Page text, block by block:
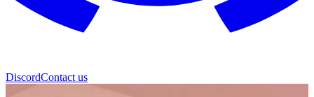
DiscordContact us